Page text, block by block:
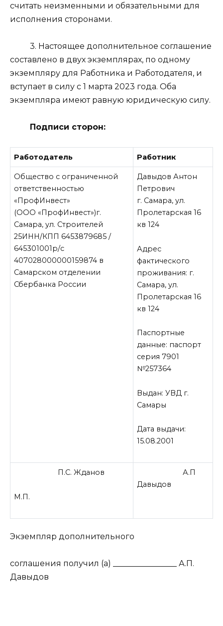
считать неизменными и обязательными для
исполнения сторонами.
3. Настоящее дополнительное соглашение
составлено в двух экземплярах, по одному
экземпляру для Работника и Работодателя, и
вступает в силу с 1 марта 2023 года. Оба
экземпляра имеют равную юридическую силу.
Подписи сторон:
Работодатель Работник
Общество с ограниченной
ответственностью
«ПрофИнвест»
(ООО «ПрофИнвест»)г.
Самара, ул. Строителей
25ИНН/КПП 6453879685 /
645301001р/с
407028000000159874 в
Самарском отделении
Сбербанка России
Давыдов Антон
Петрович
г. Самара, ул.
Пролетарская 16
кв 124
Адрес
фактического
проживания: г.
Самара, ул.
Пролетарская 16
кв 124
Паспортные
данные: паспорт
серия 7901
№257364
Выдан: УВД г.
Самары
Дата выдачи:
15.08.2001
П.С. Жданов
М.П.
А.П
Давыдов
Экземпляр дополнительного
соглашения получил (а) ________________ А.П.
Давыдов